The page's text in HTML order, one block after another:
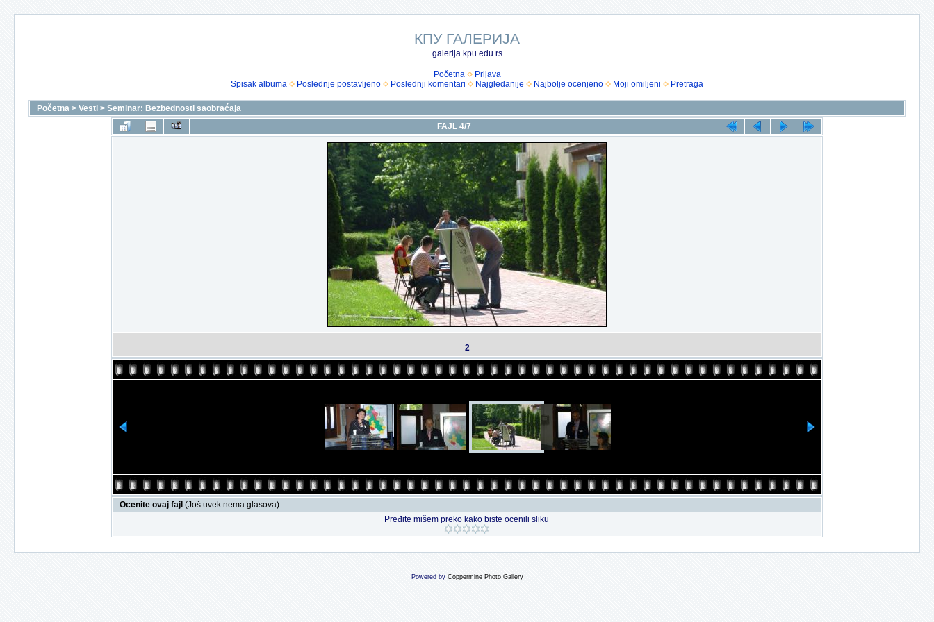
КПУ ГАЛЕРИЈА
galerija.kpu.edu.rs
Početna
Prijava
Spisak albuma
Poslednje postavljeno Poslednji komentari Najgledanije Najbolje ocenjeno Moji omiljeni Pretraga
Početna > Vesti > Seminar: Bezbednosti saobraćaja
FAJL 4/7
2
Ocenite ovaj fajl (Još uvek nema glasova)
Pređite mišem preko kako biste ocenili sliku
Powered by Coppermine Photo Gallery